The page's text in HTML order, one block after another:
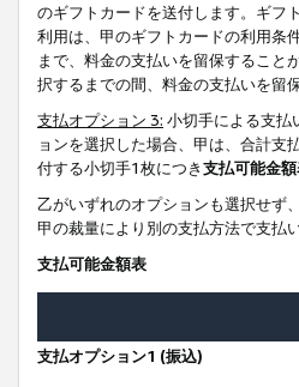
のギフトカードを送付します。ギフ
利用は、甲のギフトカードの利用条
まで、料金の支払いを留保すること
択するまでの間、料金の支払いを留
支払オプション 3: 小切手による支
ョンを選択した場合、甲は、合計支
付する小切手1枚につき支払可能金
乙がいずれのオプションも選択せず
甲の裁量により別の支払方法で支払
支払可能金額表
支払オプション1 (振込)